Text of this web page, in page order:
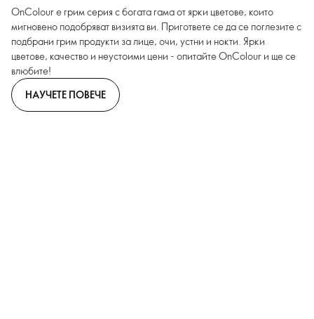
OnColour е грим серия с богата гама от ярки цветове, които
мигновено подобряват визията ви. Пригответе се да се поглезите с
подбрани грим продукти за лице, очи, устни и нокти. Ярки
цветове, качество и неустоими цени - опитайте OnColour и ще се
влюбите!
НАУЧЕТЕ ПОВЕЧЕ